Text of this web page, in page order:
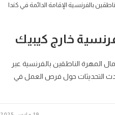
بالفرنسية الإقامة الدائمة في كندا
خارج كيبيك
الناطقين بالفرنسية عبر
أنتري لعام 2025، وأحدث التحديثات حول فرص العمل في